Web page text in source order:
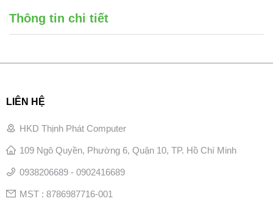
Thông tin chi tiết
LIÊN HỆ
HKD Thịnh Phát Computer
109 Ngô Quyền, Phường 6, Quận 10, TP. Hồ Chí Minh
0938206689 - 0902416689
MST : 8786987716-001